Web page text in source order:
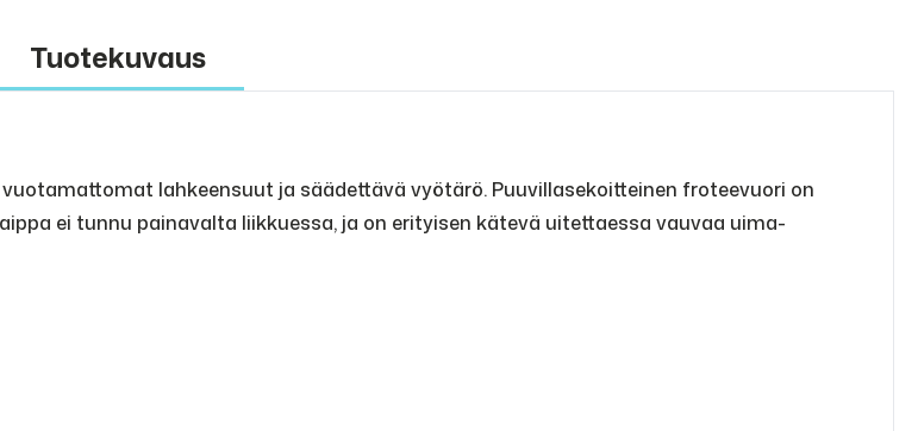
Tuotekuvaus
lahkeensuut ja säädettävä vyötärö. Puuvillasekoitteinen froteevuori on
ei tunnu painavalta liikkuessa, ja on erityisen kätevä uitettaessa vauvaa uima-